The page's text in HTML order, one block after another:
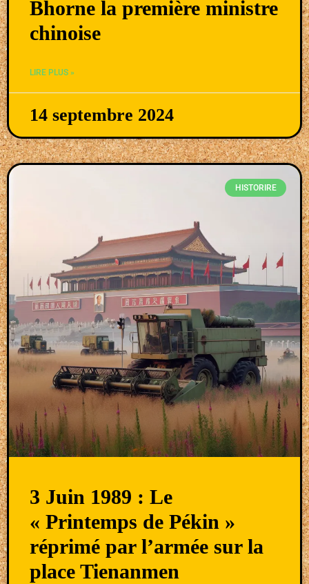
Bhorne la première ministre
chinoise
LIRE PLUS »
14 septembre 2024
HISTORIRE
3 Juin 1989 : Le
« Printemps de Pékin »
réprimé par l’armée sur la
place Tienanmen